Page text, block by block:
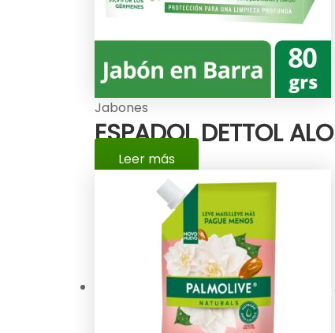
Jabones
ESPADOL DETTOL
Leer más